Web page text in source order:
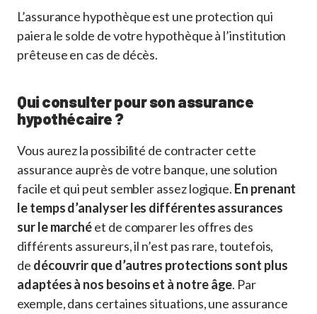
L’assurance hypothèque est une protection qui
paiera le solde de votre hypothèque à l’institution
prêteuse en cas de décès.
Qui consulter pour son assurance
hypothécaire ?
Vous aurez la possibilité de contracter cette
assurance auprès de votre banque, une solution
facile et qui peut sembler assez logique. En prenant
le temps d’analyserles différentes assurances
sur le marchéet de comparer les offres des
différents assureurs, il n’est pas rare, toutefois,
de découvrir que d’autres protections sont plus
adaptées à nos besoins et à notre âge. Par
exemple, dans certaines situations, une assurance